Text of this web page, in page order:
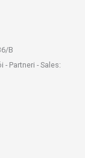
B
Partneri - Sales: